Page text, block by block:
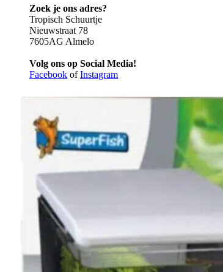
Zoek je ons adres?
Tropisch Schuurtje
Nieuwstraat 78
7605AG Almelo
Volg ons op Social Media!
Facebook ofInstagram